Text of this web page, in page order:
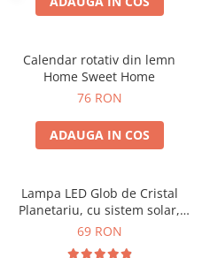
Calendar rotativ din lemn
Home Sweet Home
76 RON
ADAUGA IN COS
Lampa LED Glob de Cristal
Planetariu, cu sistem solar,
cadou captivant
69 RON